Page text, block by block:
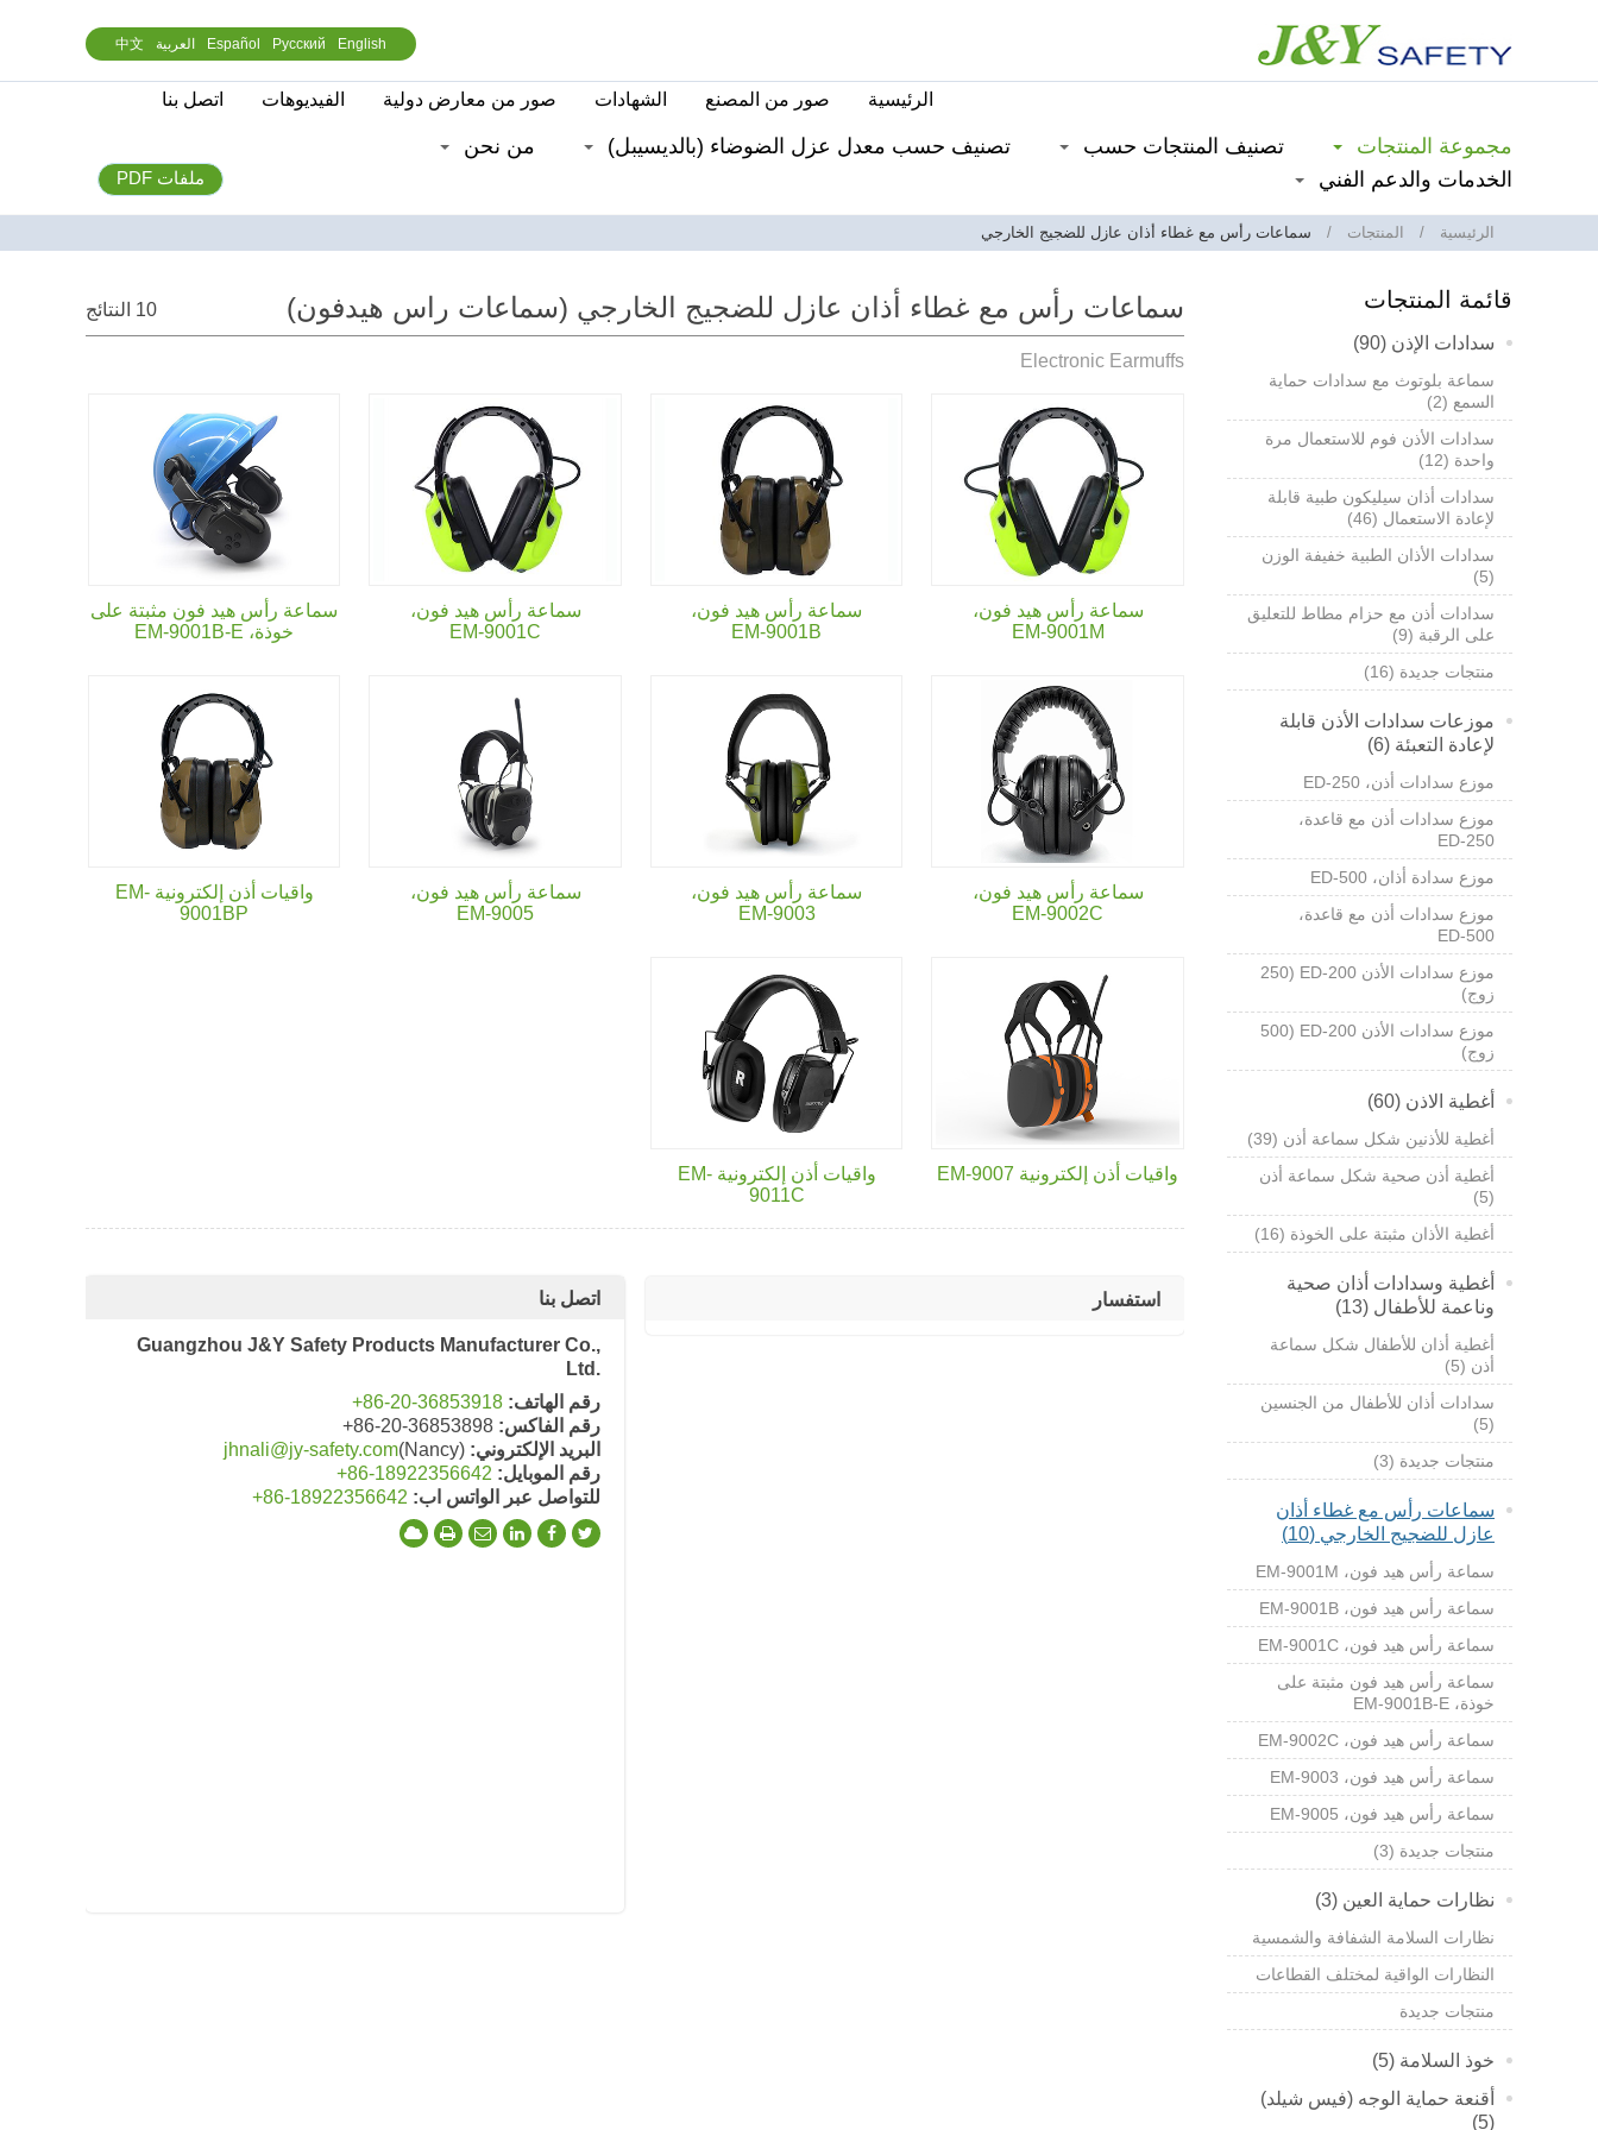
English
Русский
Español العربية 中文
الرئيسية صور من المصنع الشهادات صور من معارض دولية الفيديوهات اتصل بنا
مجموعة المنتجات تصنيف المنتجات حسب تصنيف حسب معدل عزل الضوضاء (بالديسيبل)
من نحن
الخدمات والدعم الفني
ملفات PDF
الرئيسية المنتجات سماعات رأس مع غطاء أذان عازل للضجيج الخارجي
10 النتائج سماعات رأس مع غطاء أذان عازل للضجيج الخارجي (سماعات راس هيدفون)
Electronic Earmuffs
سماعة رأس هيد فون،
EM-9001M
سماعة رأس هيد فون،
EM-9001B
سماعة رأس هيد فون،
EM-9001C
سماعة رأس هيد فون مثبتة على
خوذة، EM-9001B-E
سماعة رأس هيد فون،
EM-9002C
سماعة رأس هيد فون،
EM-9003
سماعة رأس هيد فون،
EM-9005
واقيات أذن إلكترونية EM-
9001BP
واقيات أذن إلكترونية EM-9007
واقيات أذن إلكترونية EM-
9011C
استفسار اتصل بنا
Guangzhou J&Y Safety Products Manufacturer Co.,
Ltd.
رقم الهاتف: +86-20-36853918
رقم الفاكس: +86-20-36853898
البريد الإلكتروني:
jhnali@jy-safety.com(Nancy)
رقم الموبايل: +86-18922356642
للتواصل عبر الواتس اب: +86-18922356642
قائمة المنتجات
سدادات الإذن (90)
سماعة بلوتوث مع سدادات حماية
السمع (2)
سدادات الأذن فوم للاستعمال مرة
واحدة (12)
سدادات أذان سيليكون طبية قابلة
لإعادة الاستعمال (46)
سدادات الأذان الطبية خفيفة الوزن
(5)
سدادات أذن مع حزام مطاط للتعليق
على الرقبة (9)
منتجات جديدة (16)
موزعات سدادات الأذن قابلة
لإعادة التعبئة (6)
موزع سدادات أذن، ED-250
موزع سدادات أذن مع قاعدة،
ED-250
موزع سدادة أذان، ED-500
موزع سدادات أذن مع قاعدة،
ED-500
موزع سدادات الأذن ED-200 (250
زوج)
موزع سدادات الأذن ED-200 (500
زوج)
أغطية الاذن (60)
أغطية للأذنين شكل سماعة أذن (39)
أغطية أذن صحية شكل سماعة أذن
(5)
أغطية الأذان مثبتة على الخوذة (16)
أغطية وسدادات أذان صحية
وناعمة للأطفال (13)
أغطية أذان للأطفال شكل سماعة
أذن (5)
سدادات أذان للأطفال من الجنسين
(5)
منتجات جديدة (3)
سماعات رأس مع غطاء أذان
عازل للضجيج الخارجي (10)
سماعة رأس هيد فون، EM-9001M
سماعة رأس هيد فون، EM-9001B
سماعة رأس هيد فون، EM-9001C
سماعة رأس هيد فون مثبتة على
خوذة، EM-9001B-E
سماعة رأس هيد فون، EM-9002C
سماعة رأس هيد فون، EM-9003
سماعة رأس هيد فون، EM-9005
منتجات جديدة (3)
نظارات حماية العين (3)
نظارات السلامة الشفافة والشمسية
النظارات الواقية لمختلف القطاعات
منتجات جديدة
خوذ السلامة (5)
أقنعة حماية الوجه (فيس شيلد)
(5)